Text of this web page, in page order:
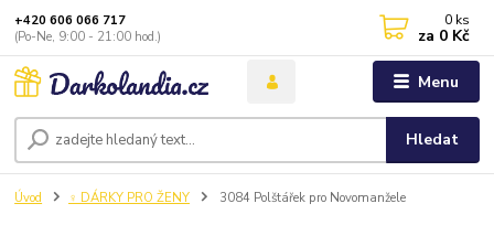
Menu
Hledat
+420 606 066 717
(Po-Ne, 9:00 - 21:00 hod.)
0 ks
za 0 Kč
Úvod ♀️ DÁRKY PRO ŽENY 3084 Polštářek pro Novomanžele